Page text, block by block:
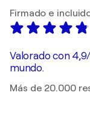
Firmado e
Valorado con
mundo.
Más de 20.000